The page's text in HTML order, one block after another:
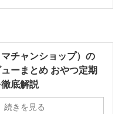
チャンショップ）の
ーまとめ おやつ定期
底解説
続きを見る